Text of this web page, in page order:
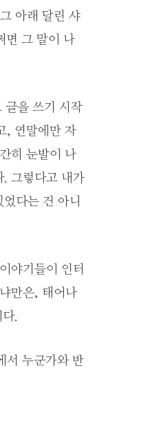
아래 달린 샤
면 그 말이 나
글을 쓰기 시작
, 연말에만 자
히 눈발이 나
. 그렇다고 내가
다는 건 아니
야기들이 인터
만은, 태어나
.
서 누군가와 반